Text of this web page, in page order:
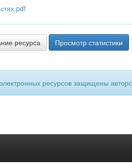
ресурса Просмотр статистики
ресурсов защищены